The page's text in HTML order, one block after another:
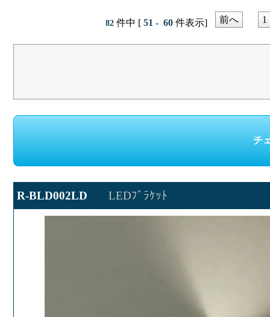
82 件中 [ 51 - 60 件表示] 前へ 1
R-BLD002LD LEDﾌﾞﾗｹｯﾄ